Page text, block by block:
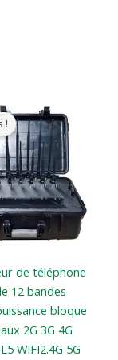
!
de téléphone
12 bandes
bloque
2G 3G 4G
WIFI2.4G 5G
prix
original
était
:
$3,999.00.
prix
actuel
est
:
$2,499.99.